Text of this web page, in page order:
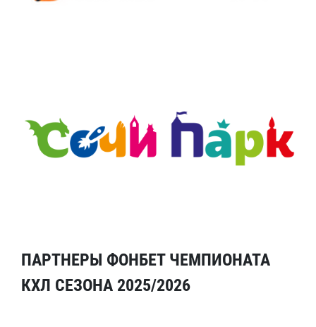
ПАРТНЕРЫ ФОНБЕТ ЧЕМПИОНАТА
КХЛ СЕЗОНА 2025/2026